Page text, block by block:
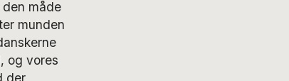
måde
munden
og vores
der